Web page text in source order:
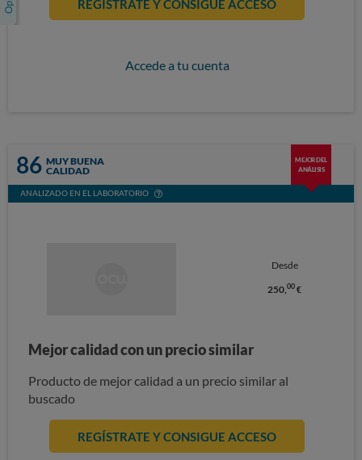
REGÍSTRATE Y CONSIGUE ACCESO
Accede a tu cuenta
86 MUY BUENA
CALIDAD
MEJOR DEL
ANÁLISIS
ANALIZADO EN EL LABORATORIO
Desde
250,00 €
Mejor calidad con un precio similar
Producto de mejor calidad a un precio similar al
buscado
REGÍSTRATE Y CONSIGUE ACCESO